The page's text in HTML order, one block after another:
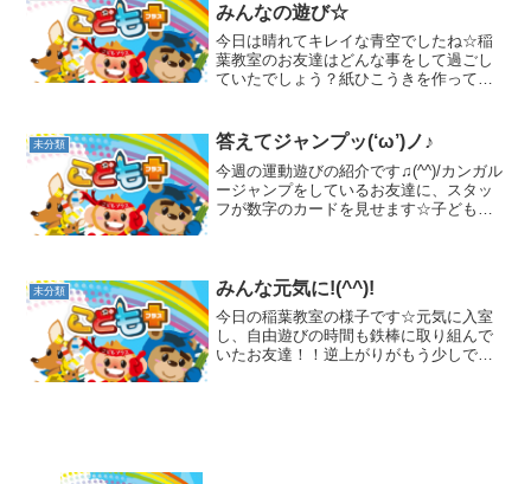
みんなの遊び☆
今日は晴れてキレイな青空でしたね☆稲
葉教室のお友達はどんな事をして過ごし
ていたでしょう？紙ひこうきを作って、
とっても真剣☆​こちらのお友達はなんと
逆立ち！！何回も出来て...
未分類 答えてジャンプッ(‘ω’)ノ♪
今週の運動遊びの紹介です♫(^^)/カンガル
ージャンプをしているお友達に、スタッ
フが数字のカードを見せます☆子ども達
まうお友達もいま...
未分類 みんな元気に!(^^)!
今日の稲葉教室の様子です☆元気に入室
し、自由遊びの時間も鉄棒に取り組んで
いたお友達！！逆上がりがもう少しでで